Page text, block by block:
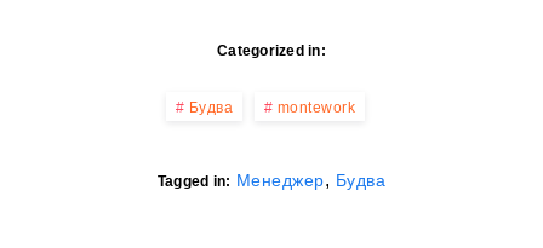
Categorized in:
Будва montework
Tagged in: Менеджер, Будва